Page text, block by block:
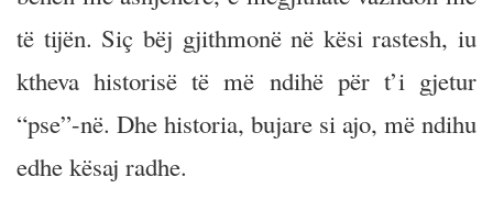
të tijën. Siç bëj gjithmonë në kësi rastesh, iu
ktheva historisë të më ndihë për t’i gjetur
“pse”-në. Dhe historia, bujare si ajo, më ndihu
edhe kësaj radhe.